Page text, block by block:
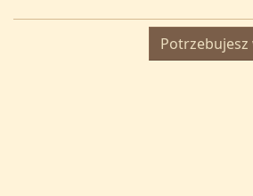
Potrzebujesz